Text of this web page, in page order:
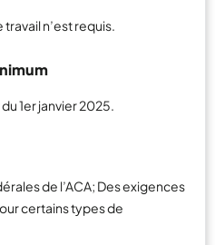
n’est requis.
1er janvier 2025.
de l’ACA; Des exigences
certains types de